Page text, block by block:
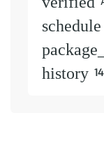
schedule
history